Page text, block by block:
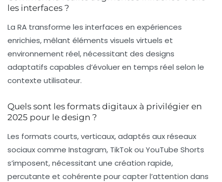
les interfaces ?
La RA transforme les interfaces en expériences
enrichies, mêlant éléments visuels virtuels et
environnement réel, nécessitant des designs
adaptatifs capables d’évoluer en temps réel selon le
contexte utilisateur.
Quels sont les formats digitaux à privilégier en
2025 pour le design ?
Les formats courts, verticaux, adaptés aux réseaux
sociaux comme Instagram, TikTok ou YouTube Shorts
s’imposent, nécessitant une création rapide,
percutante et cohérente pour capter l’attention dans